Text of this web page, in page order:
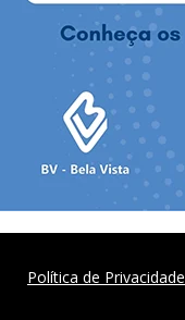
Política de Privacidade